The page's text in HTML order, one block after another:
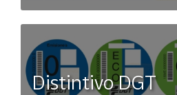
Distintivo DGT